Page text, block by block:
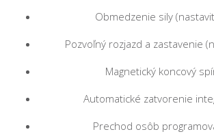
Obmedzenie sily
Pozvoľný rozjazd a zastavenie
Magnetický koncový
Automatické zatvorenie
Prechod osôb